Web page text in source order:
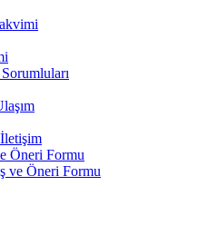
Öneri Formu
ve Öneri Formu